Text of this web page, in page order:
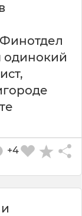
одинокий
+4